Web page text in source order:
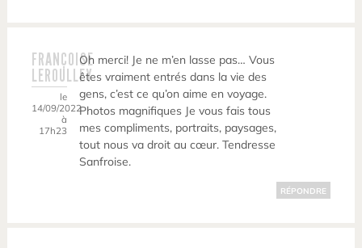
FRANÇOISE
LEROULLEY
le
14/09/2022
à
17h23
Oh merci! Je ne m’en lasse pas… Vous
êtes vraiment entrés dans la vie des
gens, c’est ce qu’on aime en voyage.
Photos magnifiques Je vous fais tous
mes compliments, portraits, paysages,
tout nous va droit au cœur. Tendresse
Sanfroise.
RÉPONDRE